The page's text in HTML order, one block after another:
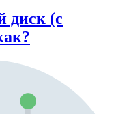
диск (с